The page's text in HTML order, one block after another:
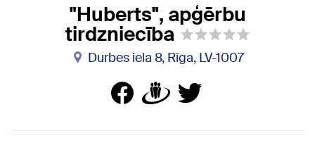
"Huberts", apģērbu
tirdzniecība
Durbes iela 8, Rīga, LV-1007